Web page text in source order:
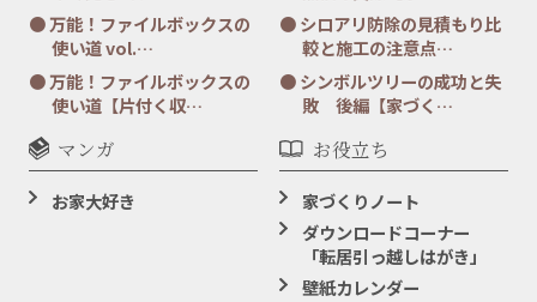
万能！ファイルボックスの
使い道 vol.…
万能！ファイルボックスの
使い道【片付く収…
シロアリ防除の見積もり比
較と施工の注意点…
シンボルツリーの成功と失
敗 後編【家づく…
マンガ
お家大好き
お役立ち
家づくりノート
ダウンロードコーナー
「転居引っ越しはがき」
壁紙カレンダー